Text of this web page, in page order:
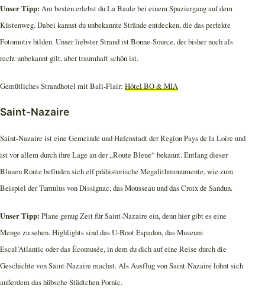
Unser Tipp: Am besten erlebst du La Baule bei einem Spaziergang auf dem
Küstenweg. Dabei kannst du unbekannte Strände entdecken, die das perfekte
Fotomotiv bilden. Unser liebster Strand ist Bonne-Source, der bisher noch als
recht unbekannt gilt, aber traumhaft schön ist.
Gemütliches Strandhotel mit Bali-Flair: Hôtel BO & MIA
Saint-Nazaire
Saint-Nazaire ist eine Gemeinde und Hafenstadt der Region Pays de la Loire und
ist vor allem durch ihre Lage an der „Route Bleue“ bekannt. Entlang dieser
Blauen Route befinden sich elf prähistorische Megalithmonumente, wie zum
Beispiel der Tumulus von Dissignac, das Mousseau und das Croix de Sandun.
Unser Tipp: Plane genug Zeit für Saint-Nazaire ein, denn hier gibt es eine
Menge zu sehen. Highlights sind das U-Boot Espadon, das Museum
Escal’Atlantic oder das Écomusée, in dem du dich auf eine Reise durch die
Geschichte von Saint-Nazaire machst. Als Ausflug von Saint-Nazaire lohnt sich
außerdem das hübsche Städtchen Pornic.